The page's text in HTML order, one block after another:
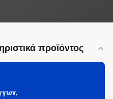
προϊόντος
,